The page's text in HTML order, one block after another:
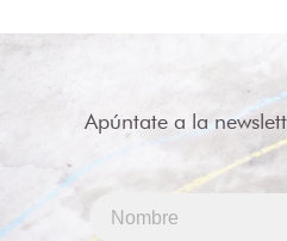
Apúntate a la